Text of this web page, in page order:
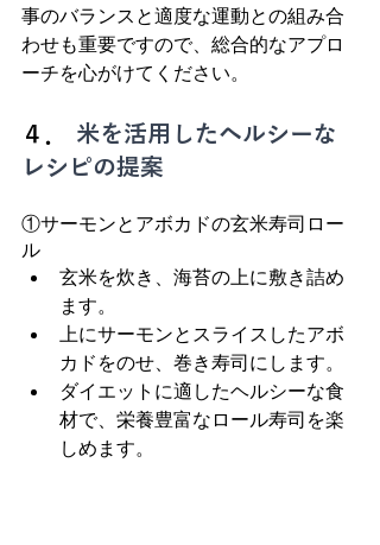
事のバランスと適度な運動との組み合
わせも重要ですので、総合的なアプロ
ーチを心がけてください。
４．
米を活用したヘルシーな
レシピの提案
①サーモンとアボカドの玄米寿司ロー
ル
玄米を炊き、海苔の上に敷き詰め
ます。
上にサーモンとスライスしたアボ
カドをのせ、巻き寿司にします。
ダイエットに適したヘルシーな食
材で、栄養豊富なロール寿司を楽
しめます。